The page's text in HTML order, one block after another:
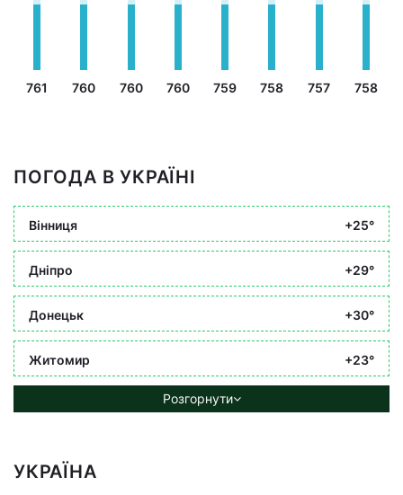
761 760 760 760 759 758 757 758
ПОГОДА В УКРАЇНІ
Вінниця +25°
Дніпро +29°
Донецьк +30°
Житомир +23°
Розгорнути
УКРАЇНА